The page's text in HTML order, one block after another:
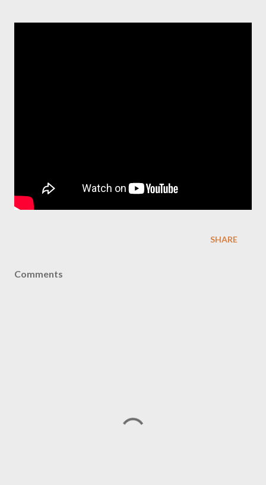
SHARE
Comments